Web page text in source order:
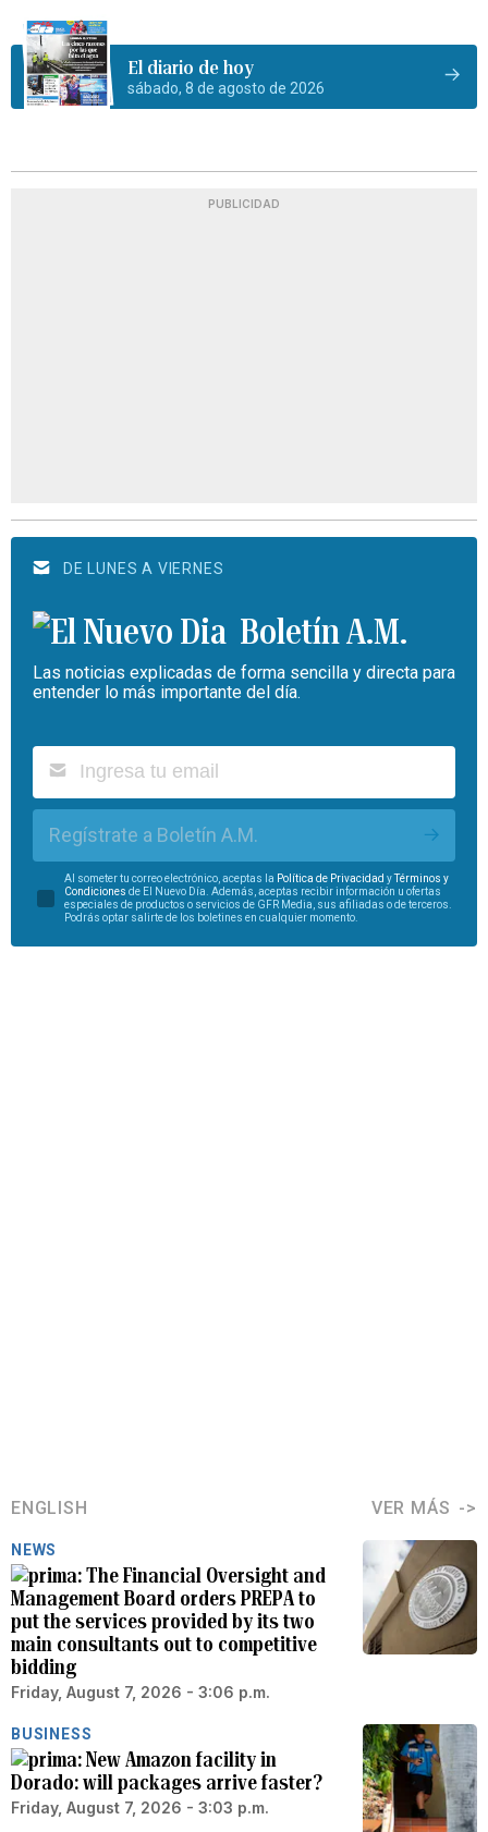
El diario de hoy
sábado, 8 de agosto de 2026
PUBLICIDAD
DE LUNES A VIERNES
Boletín A.M.
Las noticias explicadas de forma sencilla y directa para
entender lo más importante del día.
Regístrate a Boletín A.M.
Al someter tu correo electrónico, aceptas la Política de Privacidad yTérminos y
Condiciones de El Nuevo Día. Además, aceptas recibir información u ofertas
especiales de productos o servicios de GFR Media, sus afiliadas o de terceros.
Podrás optar salirte de los boletines en cualquier momento.
ENGLISH VER MÁS
NEWS
The Financial Oversight and
Management Board orders PREPA to
put the services provided by its two
main consultants out to competitive
bidding
Friday, August 7, 2026 - 3:06 p.m.
BUSINESS
New Amazon facility in
Dorado: will packages arrive faster?
Friday, August 7, 2026 - 3:03 p.m.